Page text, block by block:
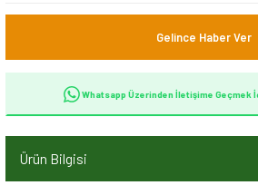
Gelince Haber Ver
Whatsapp Üzerinden İletişime Geçmek
Ürün Bilgisi